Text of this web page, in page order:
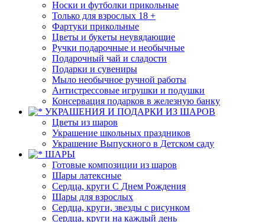
Носки и футболки прикольные
Только для взрослых 18 +
Фартуки прикольные
Цветы и букеты неувядающие
Ручки подарочные и необычные
Подарочный чай и сладости
Подарки и сувениры
Мыло необычное ручной работы
Антистрессовые игрушки и подушки
Консервация подарков в железную банку
УКРАШЕНИЯ И ПОДАРКИ ИЗ ШАРОВ
Цветы из шаров
Украшение школьных праздников
Украшение Выпускного в Детском саду
ШАРЫ
Готовые композиции из шаров
Шары латексные
Сердца, круги С Днем Рождения
Шары для взрослых
Сердца, круги, звезды с рисунком
Сердца, круги на каждый день